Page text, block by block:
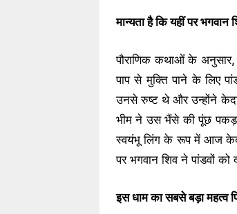
मान्यता है कि यहीं पर भगवान
पौराणिक कथाओं के अनुसार,
पाप से मुक्ति पाने के लिए
उनसे रुष्ट थे और उन्होंने
भीम ने उस भैंसे की पूंछ पकड़
स्वयंभू लिंग के रूप में आज
पर भगवान शिव ने पांडवों
इस धाम का सबसे बड़ा महत्व